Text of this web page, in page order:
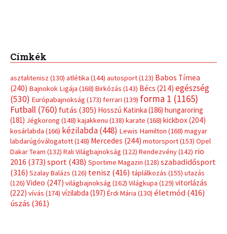
Címkék